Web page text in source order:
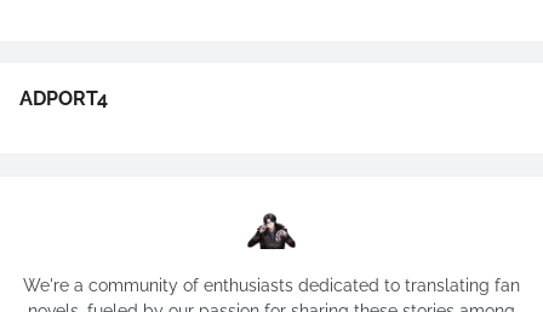
ADPORT4
We're a community of enthusiasts dedicated to translating fan